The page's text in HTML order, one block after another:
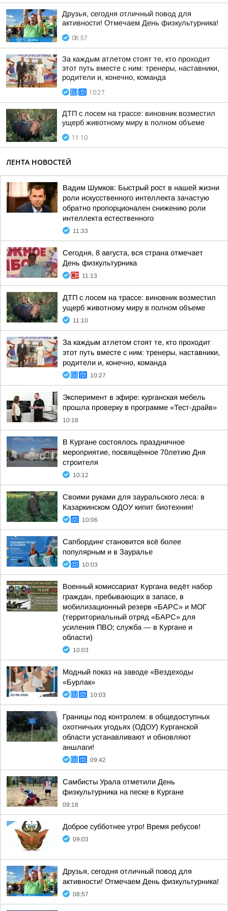
Друзья, сегодня отличный повод для
активности! Отмечаем День физкультурника!
08:57
За каждым атлетом стоят те, кто проходит
этот путь вместе с ним: тренеры, наставники,
родители и, конечно, команда
10:27
ДТП с лосем на трассе: виновник возместил
ущерб животному миру в полном объеме
11:10
ЛЕНТА НОВОСТЕЙ
Вадим Шумков: Быстрый рост в нашей жизни
роли искусственного интеллекта зачастую
обратно пропорционален снижению роли
интеллекта естественного
11:33
Сегодня, 8 августа, вся страна отмечает
День физкультурника
11:13
ДТП с лосем на трассе: виновник возместил
ущерб животному миру в полном объеме
11:10
За каждым атлетом стоят те, кто проходит
этот путь вместе с ним: тренеры, наставники,
родители и, конечно, команда
10:27
Эксперимент в эфире: курганская мебель
прошла проверку в программе «Тест-драйв»
10:18
В Кургане состоялось праздничное
мероприятие, посвящённое 70летию Дня
строителя
10:12
Своими руками для зауральского леса: в
Казаркинском ОДОУ кипит биотехния!
10:06
Сапбординг становится всё более
популярным и в Зауралье
10:03
Военный комиссариат Кургана ведёт набор
граждан, пребывающих в запасе, в
мобилизационный резерв «БАРС» и МОГ
(территориальный отряд «БАРС» для
усиления ПВО; служба — в Кургане и
области)
10:03
Модный показ на заводе «Вездеходы
«Бурлак»
10:03
Границы под контролем: в общедоступных
охотничьих угодьях (ОДОУ) Курганской
области устанавливают и обновляют
аншлаги!
09:42
Самбисты Урала отметили День
физкультурника на песке в Кургане
09:18
Доброе субботнее утро! Время ребусов!
09:03
Друзья, сегодня отличный повод для
активности! Отмечаем День физкультурника!
08:57